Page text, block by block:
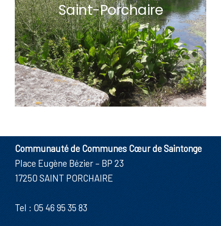
Saint-Porchaire
Communauté de Communes Cœur de Saintonge
Place Eugène Bézier – BP 23
17250 SAINT PORCHAIRE
Tel : 05 46 95 35 83